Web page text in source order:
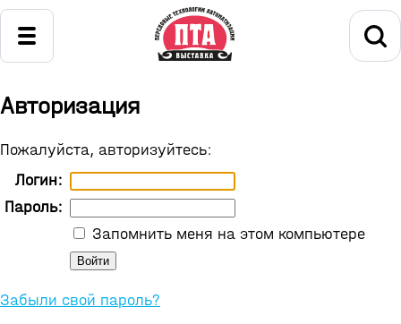
Авторизация
Пожалуйста, авторизуйтесь:
Логин:
Пароль:
Запомнить меня на этом компьютере
Забыли свой пароль?